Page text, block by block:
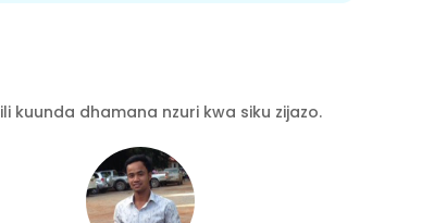
dhamana nzuri kwa siku zijazo.